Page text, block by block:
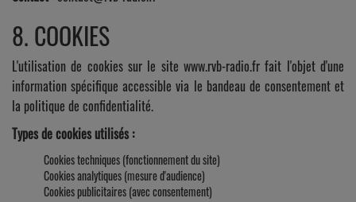
8. COOKIES
L'utilisation de cookies sur le site www.rvb-radio.fr fait l'objet d'une
information spécifique accessible via le bandeau de consentement et
la politique de confidentialité.
Types de cookies utilisés :
Cookies techniques (fonctionnement du site)
Cookies analytiques (mesure d'audience)
Cookies publicitaires (avec consentement)